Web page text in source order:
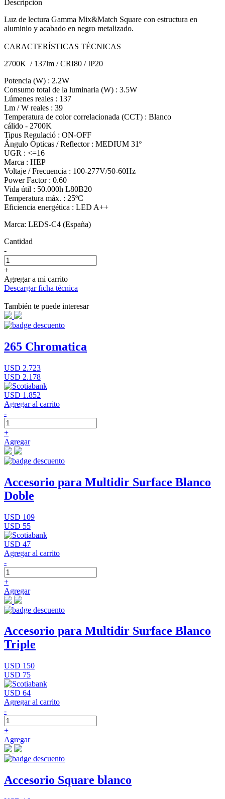
Descripción
Luz de lectura Gamma Mix&Match Square con estructura en
aluminio y acabado en negro metalizado.
CARACTERÍSTICAS TÉCNICAS
2700K / 137lm / CRI80 / IP20
Potencia (W) : 2.2W
Consumo total de la luminaria (W) : 3.5W
Lúmenes reales : 137
Lm / W reales : 39
Temperatura de color correlacionada (CCT) : Blanco
cálido - 2700K
Tipus Regulació : ON-OFF
Ángulo Ópticas / Reflector : MEDIUM 31º
UGR : <=16
Marca : HEP
Voltaje / Frecuencia : 100-277V/50-60Hz
Power Factor : 0.60
Vida útil : 50.000h L80B20
Temperatura máx. : 25ºC
Eficiencia energética : LED A++
Marca: LEDS-C4 (España)
Cantidad
-
+
Agregar a mi carrito
Descargar ficha técnica
También te puede interesar
265 Chromatica
USD 2.723
USD 2.178
USD 1.852
Agregar al carrito
-
+
Agregar
Accesorio para Multidir Surface Blanco
Doble
USD 109
USD 55
USD 47
Agregar al carrito
-
+
Agregar
Accesorio para Multidir Surface Blanco
Triple
USD 150
USD 75
USD 64
Agregar al carrito
-
+
Agregar
Accesorio Square blanco